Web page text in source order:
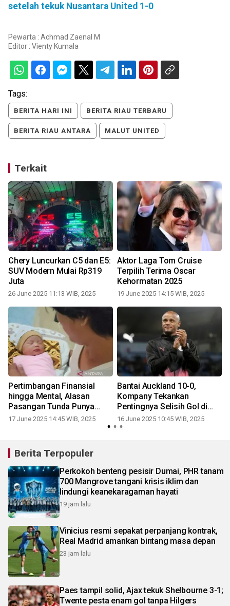
setelah tekuk Nusantara United 1-0
Pewarta : Achmad Zaenal M
Editor : Vienty Kumala
Tags:
BERITA HARI INI BERITA RIAU TERBARU
BERITA RIAU ANTARA MALUT UNITED
Terkait
Chery Luncurkan C5 dan E5:
SUV Modern Mulai Rp319
Juta
26 June 2025 11:13 WIB, 2025
Aktor Laga Tom Cruise
Terpilih Terima Oscar
Kehormatan 2025
19 June 2025 14:15 WIB, 2025
Pertimbangan Finansial
hingga Mental, Alasan
Pasangan Tunda Punya
Anak
17 June 2025 14:45 WIB, 2025
Bantai Auckland 10-0,
Kompany Tekankan
Pentingnya Selisih Gol di
Grup Berat
16 June 2025 10:45 WIB, 2025
Berita Terpopuler
Perkokoh benteng pesisir Dumai, PHR tanam
700 Mangrove tangani krisis iklim dan
lindungi keanekaragaman hayati
19 jam lalu
Vinicius resmi sepakat perpanjang kontrak,
Real Madrid amankan bintang masa depan
23 jam lalu
Paes tampil solid, Ajax tekuk Shelbourne 3-1;
Twente pesta enam gol tanpa Hilgers